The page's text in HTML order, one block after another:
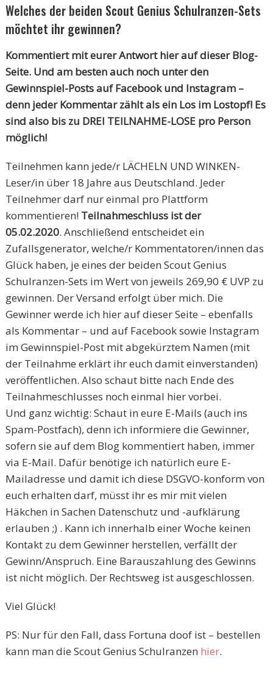
Welches der beiden Scout Genius Schulranzen-Sets
möchtet ihr gewinnen?
Kommentiert mit eurer Antwort hier auf dieser Blog-
Seite. Und am besten auch noch unter den
Gewinnspiel-Posts auf Facebook und Instagram –
denn jeder Kommentar zählt als ein Los im Lostopf! Es
sind also bis zu DREI TEILNAHME-LOSE pro Person
möglich!
Teilnehmen kann jede/r LÄCHELN UND WINKEN-
Leser/in über 18 Jahre aus Deutschland. Jeder
Teilnehmer darf nur einmal pro Plattform
kommentieren! Teilnahmeschluss ist der
05.02.2020. Anschließend entscheidet ein
Zufallsgenerator, welche/r Kommentatoren/innen das
Glück haben, je eines der beiden Scout Genius
Schulranzen-Sets im Wert von jeweils 269,90 € UVP zu
gewinnen. Der Versand erfolgt über mich. Die
Gewinner werde ich hier auf dieser Seite – ebenfalls
als Kommentar – und auf Facebook sowie Instagram
im Gewinnspiel-Post mit abgekürztem Namen (mit
der Teilnahme erklärt ihr euch damit einverstanden)
veröffentlichen. Also schaut bitte nach Ende des
Teilnahmeschlusses noch einmal hier vorbei.
Und ganz wichtig: Schaut in eure E-Mails (auch ins
Spam-Postfach), denn ich informiere die Gewinner,
sofern sie auf dem Blog kommentiert haben, immer
via E-Mail. Dafür benötige ich natürlich eure E-
Mailadresse und damit ich diese DSGVO-konform von
euch erhalten darf, müsst ihr es mir mit vielen
Häkchen in Sachen Datenschutz und -aufklärung
erlauben ;) . Kann ich innerhalb einer Woche keinen
Kontakt zu dem Gewinner herstellen, verfällt der
Gewinn/Anspruch. Eine Barauszahlung des Gewinns
ist nicht möglich. Der Rechtsweg ist ausgeschlossen.
Viel Glück!
PS: Nur für den Fall, dass Fortuna doof ist – bestellen
kann man die Scout Genius Schulranzen hier.